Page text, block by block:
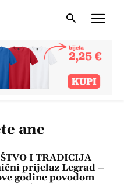
ane
I TRADICIJA
prijelaz Legrad –
godine povodom